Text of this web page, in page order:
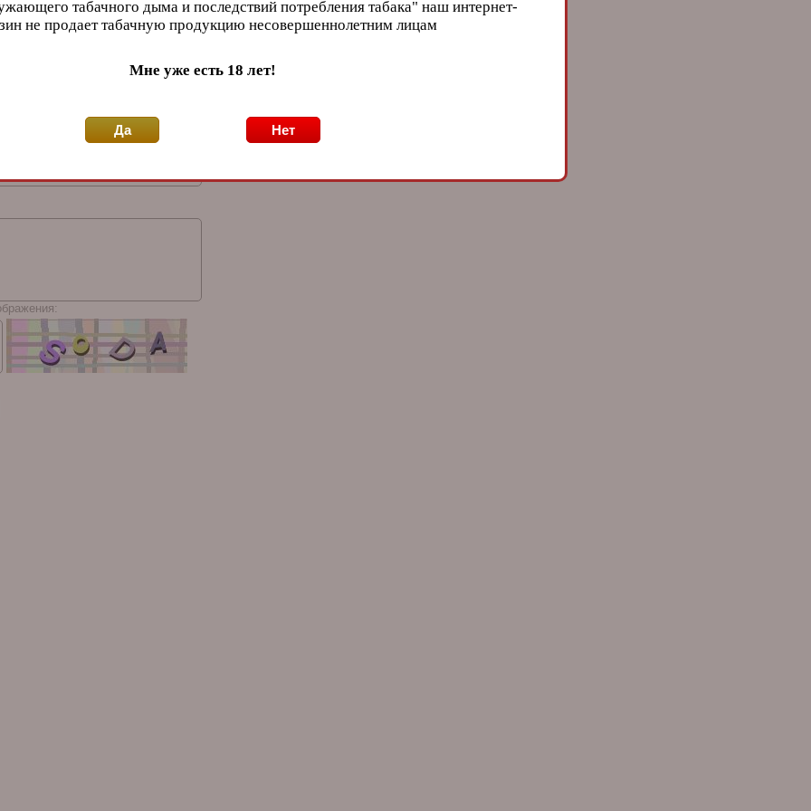
табачного дыма и последствий потребления табака" наш интернет-
не продает табачную продукцию несовершеннолетним лицам
Мне уже есть 18 лет!
Да Нет